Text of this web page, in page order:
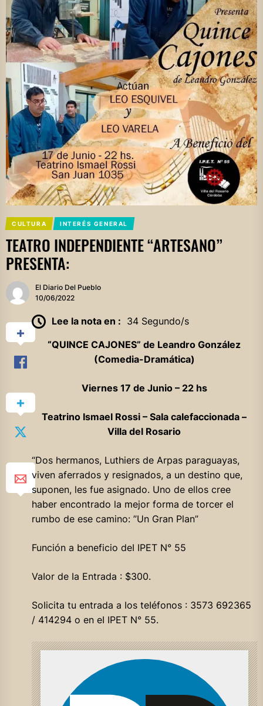
CULTURA INTERÉS GENERAL
TEATRO INDEPENDIENTE “ARTESANO”
PRESENTA:
El Diario Del Pueblo
10/06/2022
Lee la nota en : 34 Segundo/s
“QUINCE CAJONES” de Leandro GonzáIez
(Comedia-Dramática)
Viernes 17 de Junio – 22 hs
Teatrino IsmaeI Rossi – SaIa caIefaccionada –
Villa del Rosario
“Dos hermanos, Luthiers de Arpas paraguayas,
viven aferrados y resignados, a un destino que,
suponen, les fue asignado. Uno de ellos cree
haber encontrado la mejor forma de torcer el
rumbo de ese camino: ”Un Gran Plan”
Función a beneficio deI IPET N° 55
VaIor de Ia Entrada : $300.
SoIicita tu entrada a Ios teIéfonos : 3573 692365
/ 414294 o en eI IPET N° 55.